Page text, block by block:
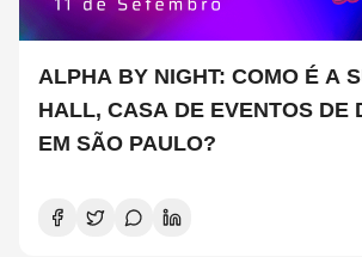
ALPHA BY NIGHT: COMO É A
HALL, CASA DE EVENTOS DE
EM SÃO PAULO?